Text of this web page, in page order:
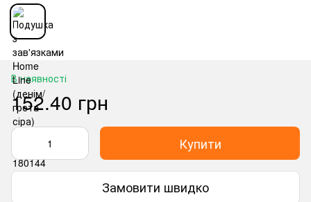
В наявності
152.40 грн
Купити
Замовити швидко